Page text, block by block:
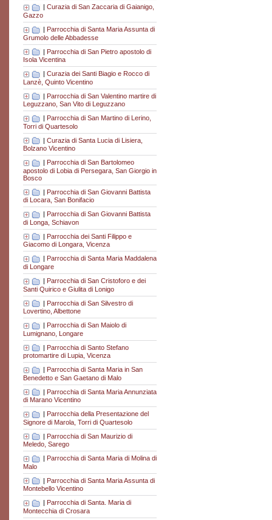
Curazia di San Zaccaria di Gaianigo,
Gazzo
| Parrocchia di Santa Maria Assunta di
Grumolo delle Abbadesse
| Parrocchia di San Pietro apostolo di
Isola Vicentina
| Curazia dei Santi Biagio e Rocco di
Lanzè, Quinto Vicentino
| Parrocchia di San Valentino martire di
Leguzzano, San Vito di Leguzzano
| Parrocchia di San Martino di Lerino,
Torri di Quartesolo
| Curazia di Santa Lucia di Lisiera,
Bolzano Vicentino
Parrocchia di San Bartolomeo
apostolo di Lobia di Persegara, San Giorgio in
Bosco
| Parrocchia di San Giovanni Battista
di Locara, San Bonifacio
Parrocchia di San Giovanni Battista
di Longa, Schiavon
| Parrocchia dei Santi Filippo e
Giacomo di Longara, Vicenza
Parrocchia di Santa Maria Maddalena
di Longare
| Parrocchia di San Cristoforo e dei
Santi Quirico e Giulita di Lonigo
| Parrocchia di San Silvestro di
Lovertino, Albettone
| Parrocchia di San Maiolo di
Lumignano, Longare
| Parrocchia di Santo Stefano
protomartire di Lupia, Vicenza
| Parrocchia di Santa Maria in San
Benedetto e San Gaetano di Malo
| Parrocchia di Santa Maria Annunziata
di Marano Vicentino
Parrocchia della Presentazione del
Signore di Marola, Torri di Quartesolo
| Parrocchia di San Maurizio di
Meledo, Sarego
Parrocchia di Santa Maria di Molina di
Malo
| Parrocchia di Santa Maria Assunta di
Montebello Vicentino
Parrocchia di Santa. Maria di
Montecchia di Crosara